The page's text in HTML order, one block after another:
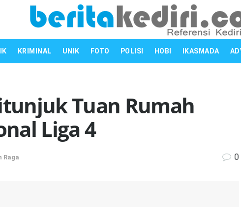
KRIMINAL UNIK FOTO POLISI HOBI IKASMADA
Tuan Rumah
Liga 4
Raga 0